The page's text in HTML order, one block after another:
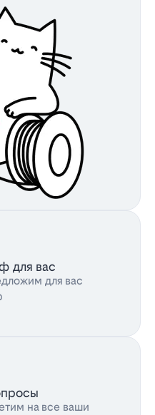
для вас
для вас
на все ваши